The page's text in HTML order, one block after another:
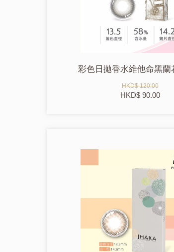
彩色日拋香水維他命黑蘭
HKD$ 120.00
HKD$ 90.00